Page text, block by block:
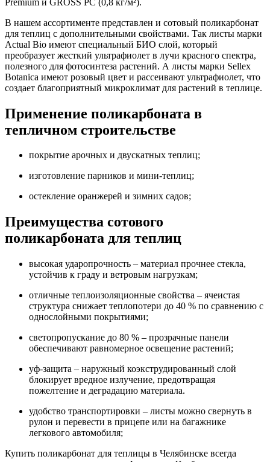
В нашем ассортименте представлен и сотовый поликарбонат
для теплиц с дополнительными свойствами. Так листы марки
Actual Bio имеют специальный БИО слой, который
преобразует жесткий ультрафиолет в лучи красного спектра,
полезного для фотосинтеза растений. А листы марки Sellex
Botanica имеют розовый цвет и рассеивают ультрафиолет, что
создает благоприятный микроклимат для растений в теплице.
Применение поликарбоната в
тепличном строительстве
покрытие арочных и двускатных теплиц;
изготовление парников и мини-теплиц;
остекление оранжерей и зимних садов;
Преимущества сотового
поликарбоната для теплиц
высокая ударопрочность – материал прочнее стекла,
устойчив к граду и ветровым нагрузкам;
отличные теплоизоляционные свойства – ячеистая
структура снижает теплопотери до 40 % по сравнению с
однослойными покрытиями;
светопропускание до 80 % – прозрачные панели
обеспечивают равномерное освещение растений;
уф-защита – наружный коэкструдированный слой
блокирует вредное излучение, предотвращая
пожелтение и деградацию материала.
удобство транспортировки – листы можно свернуть в
рулон и перевести в прицепе или на багажнике
легкового автомобиля;
Купить поликарбонат для теплицы в Челябинске всегда